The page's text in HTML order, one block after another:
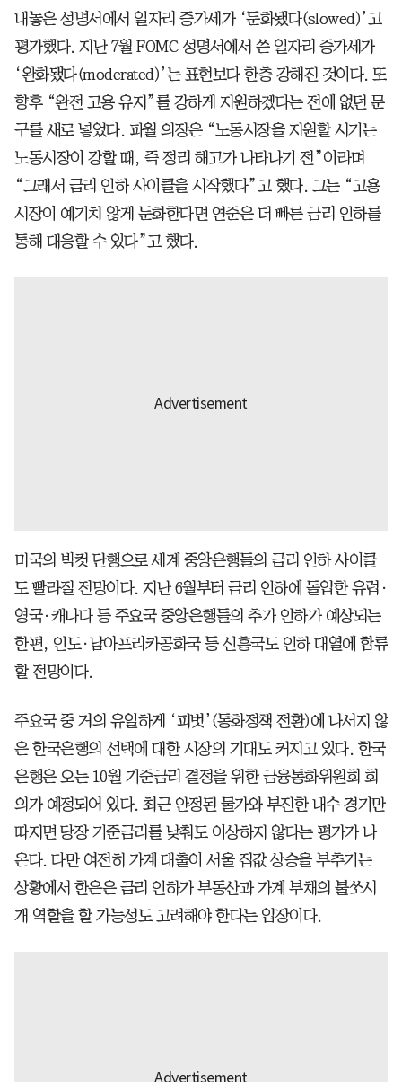
내놓은 성명서에서 일자리 증가세가 ‘둔화됐다(slowed)’고
평가했다. 지난 7월 FOMC 성명서에서 쓴 일자리 증가세가
‘완화됐다(moderated)’는 표현보다 한층 강해진 것이다. 또
향후 “완전 고용 유지”를 강하게 지원하겠다는 전에 없던 문
구를 새로 넣었다. 파월 의장은 “노동시장을 지원할 시기는
노동시장이 강할 때, 즉 정리 해고가 나타나기 전”이라며
“그래서 금리 인하 사이클을 시작했다”고 했다. 그는 “고용
시장이 예기치 않게 둔화한다면 연준은 더 빠른 금리 인하를
통해 대응할 수 있다”고 했다.
미국의 빅컷 단행으로 세계 중앙은행들의 금리 인하 사이클
도 빨라질 전망이다. 지난 6월부터 금리 인하에 돌입한 유럽·
영국·캐나다 등 주요국 중앙은행들의 추가 인하가 예상되는
한편, 인도·남아프리카공화국 등 신흥국도 인하 대열에 합류
할 전망이다.
주요국 중 거의 유일하게 ‘피벗’(통화정책 전환)에 나서지 않
은 한국은행의 선택에 대한 시장의 기대도 커지고 있다. 한국
은행은 오는 10월 기준금리 결정을 위한 금융통화위원회 회
의가 예정되어 있다. 최근 안정된 물가와 부진한 내수 경기만
따지면 당장 기준금리를 낮춰도 이상하지 않다는 평가가 나
온다. 다만 여전히 가계 대출이 서울 집값 상승을 부추기는
상황에서 한은은 금리 인하가 부동산과 가계 부채의 불쏘시
개 역할을 할 가능성도 고려해야 한다는 입장이다.